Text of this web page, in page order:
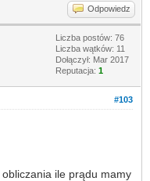
Odpowiedz
Liczba postów: 76
Liczba wątków: 11
Dołączył: Mar 2017
Reputacja: 1
#103
ile prądu mamy